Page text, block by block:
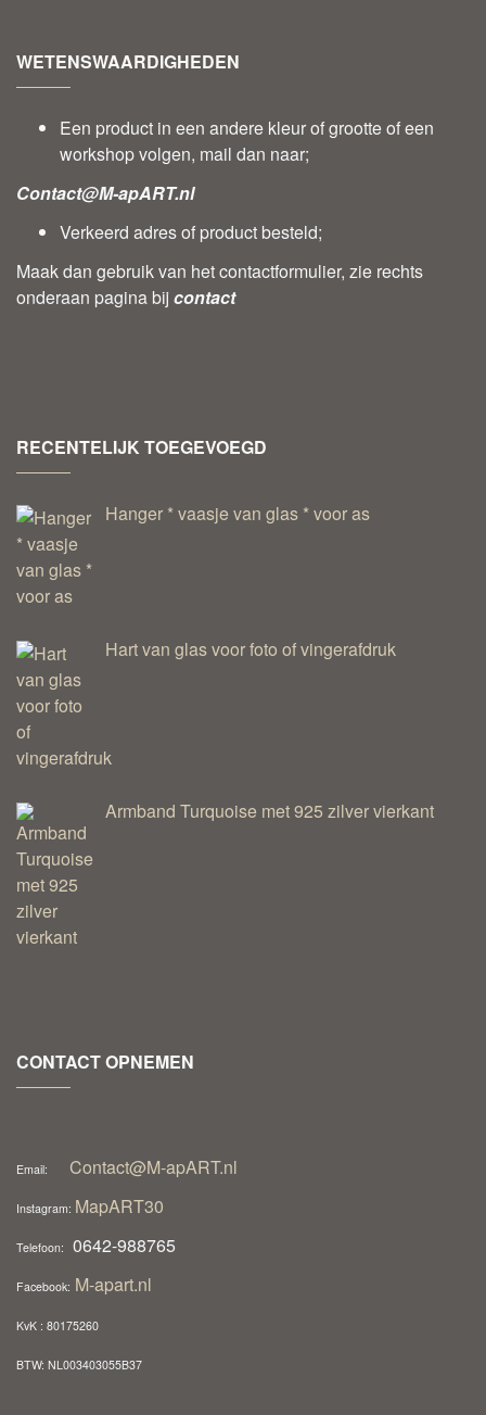
WETENSWAARDIGHEDEN
Een product in een andere kleur of grootte of een
workshop volgen, mail dan naar;
Contact@M-apART.nl
Verkeerd adres of product besteld;
Maak dan gebruik van het contactformulier, zie rechts
onderaan pagina bij contact
RECENTELIJK TOEGEVOEGD
Hanger * vaasje van glas * voor as
Hart van glas voor foto of vingerafdruk
Armband Turquoise met 925 zilver vierkant
CONTACT OPNEMEN
Email: Contact@M-apART.nl
Instagram: MapART30
Telefoon: 0642-988765
Facebook: M-apart.nl
KvK : 80175260
BTW: NL003403055B37